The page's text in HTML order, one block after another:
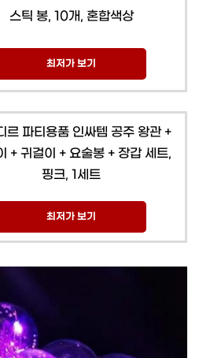
스틱 봉, 10개, 혼합색상
최저가 보기
르 파티용품 인싸템 공주 왕관 +
+ 귀걸이 + 요술봉 + 장갑 세트,
핑크, 1세트
최저가 보기